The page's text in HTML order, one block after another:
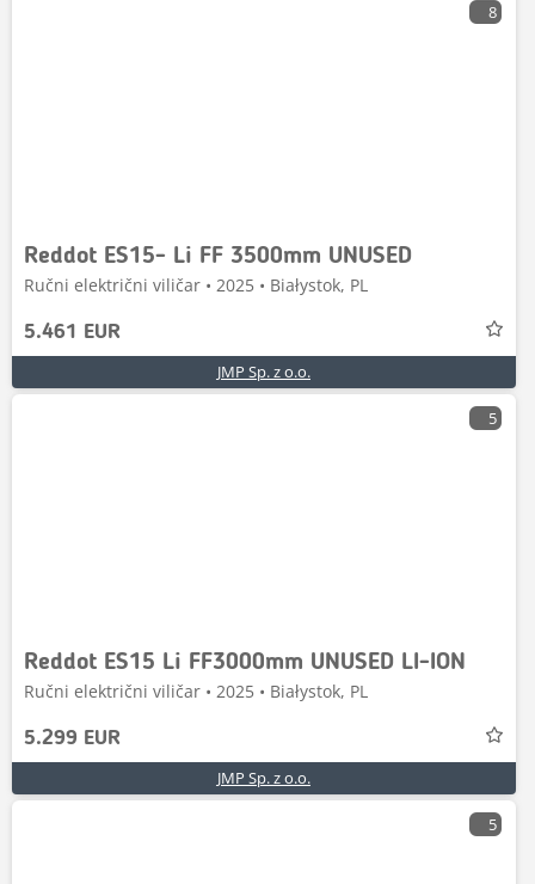
8
Reddot ES15- Li FF 3500mm UNUSED
Ručni električni viličar • 2025 • Białystok, PL
5.461 EUR
JMP Sp. z o.o.
5
Reddot ES15 Li FF3000mm UNUSED LI-ION
Ručni električni viličar • 2025 • Białystok, PL
5.299 EUR
JMP Sp. z o.o.
5